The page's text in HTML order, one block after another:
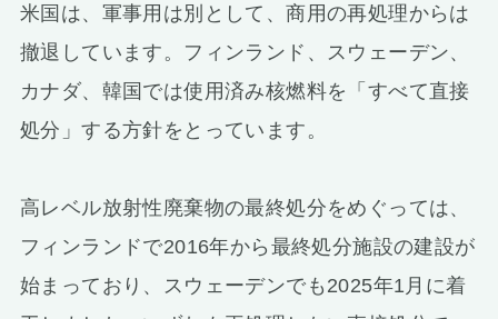
米国は、軍事用は別として、商用の再処理からは
撤退しています。フィンランド、スウェーデン、
カナダ、韓国では使用済み核燃料を「すべて直接
処分」する方針をとっています。
高レベル放射性廃棄物の最終処分をめぐっては、
フィンランドで2016年から最終処分施設の建設が
始まっており、スウェーデンでも2025年1月に着